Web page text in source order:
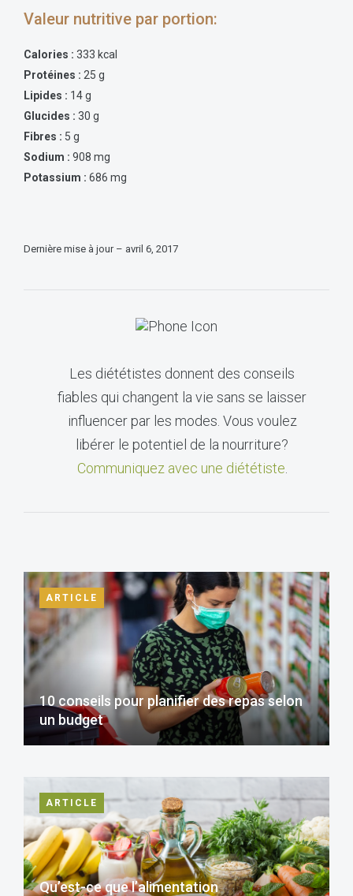
Valeur nutritive par portion:
Calories : 333 kcal
Protéines : 25 g
Lipides : 14 g
Glucides : 30 g
Fibres : 5 g
Sodium : 908 mg
Potassium : 686 mg
Dernière mise à jour – avril 6, 2017
Les diététistes donnent des conseils
fiables qui changent la vie sans se laisser
influencer par les modes. Vous voulez
libérer le potentiel de la nourriture?
Communiquez avec une diététiste
ARTICLE
10 conseils pour planifier des repas selon
un budget
ARTICLE
Qu’est-ce que l’alimentation